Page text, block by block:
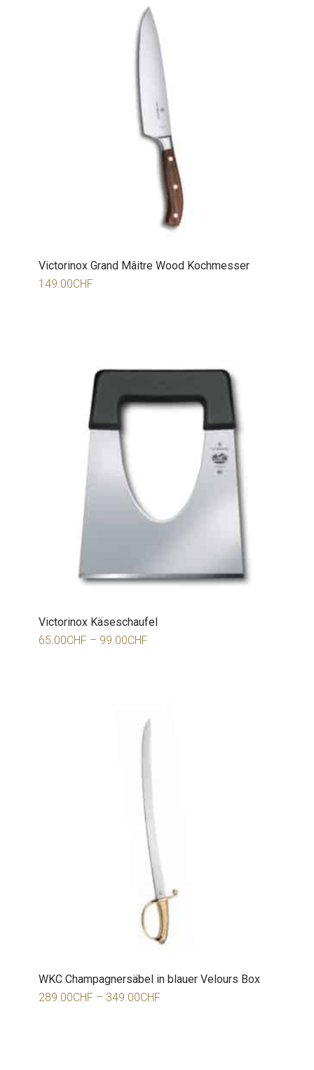
Victorinox Grand Mâitre Wood Kochmesser
149.00CHF
Victorinox Käseschaufel
65.00CHF – 99.00CHF
WKC Champagnersäbel in blauer Velours Box
289.00CHF – 349.00CHF